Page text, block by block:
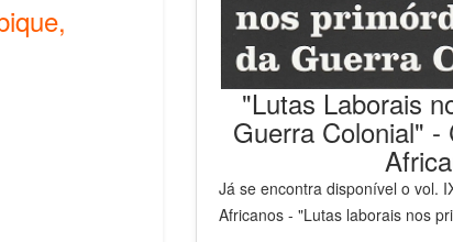
"Lutas Laborais
Guerra Colonial" -
Já se encontra disponível o vol.
Africanos - "Lutas laborais nos